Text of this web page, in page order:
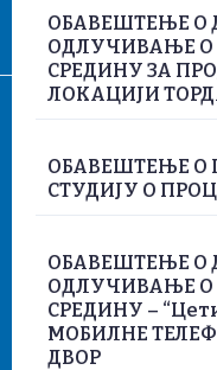
ОБАВЕШТЕЊЕ О
ОДЛУЧИВАЊЕ О
СРЕДИНУ ЗА
ЛОКАЦИЈИ
ОБАВЕШТЕЊЕ О
СТУДИЈУ О
ОБАВЕШТЕЊЕ О
ОДЛУЧИВАЊЕ О
СРЕДИНУ –
МОБИЛНЕ
ДВОР